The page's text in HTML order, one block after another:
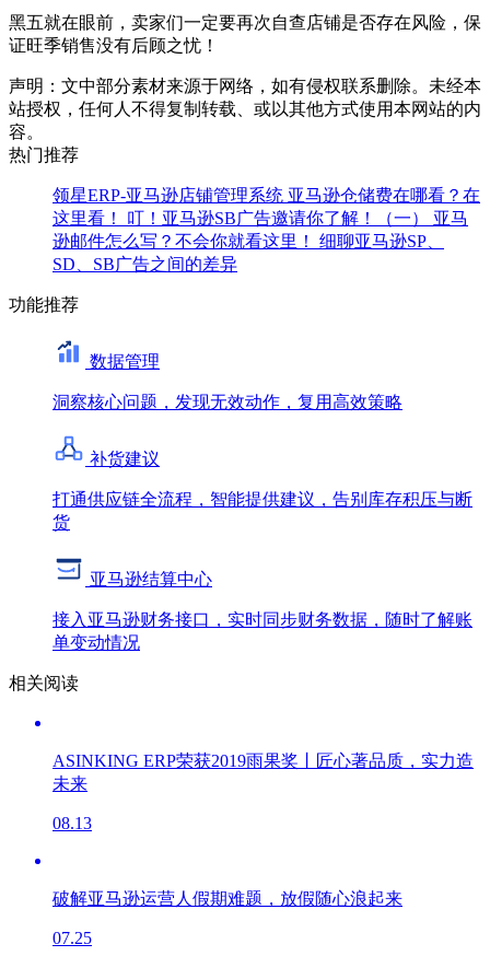
黑五就在眼前，卖家们一定要再次自查店铺是否存在风险，保
证旺季销售没有后顾之忧！
声明：文中部分素材来源于网络，如有侵权联系删除。未经本
站授权，任何人不得复制转载、或以其他方式使用本网站的内
容。
热门推荐
领星ERP-亚马逊店铺管理系统 亚马逊仓储费在哪看？在
这里看！ 叮！亚马逊SB广告邀请你了解！（一） 亚马
逊邮件怎么写？不会你就看这里！ 细聊亚马逊SP、
SD、SB广告之间的差异
功能推荐
数据管理
洞察核心问题，发现无效动作，复用高效策略
补货建议
打通供应链全流程，智能提供建议，告别库存积压与断
货
亚马逊结算中心
接入亚马逊财务接口，实时同步财务数据，随时了解账
单变动情况
相关阅读
ASINKING ERP荣获2019雨果奖丨匠心著品质，实力造
未来
08.13
破解亚马逊运营人假期难题，放假随心浪起来
07.25